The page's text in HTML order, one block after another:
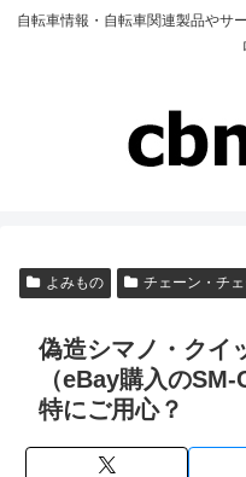
自転車情報・自転車関連製品やサ
よみもの チェーン・チ
偽造シマノ・クイ
（eBay購入の
特にご用心？